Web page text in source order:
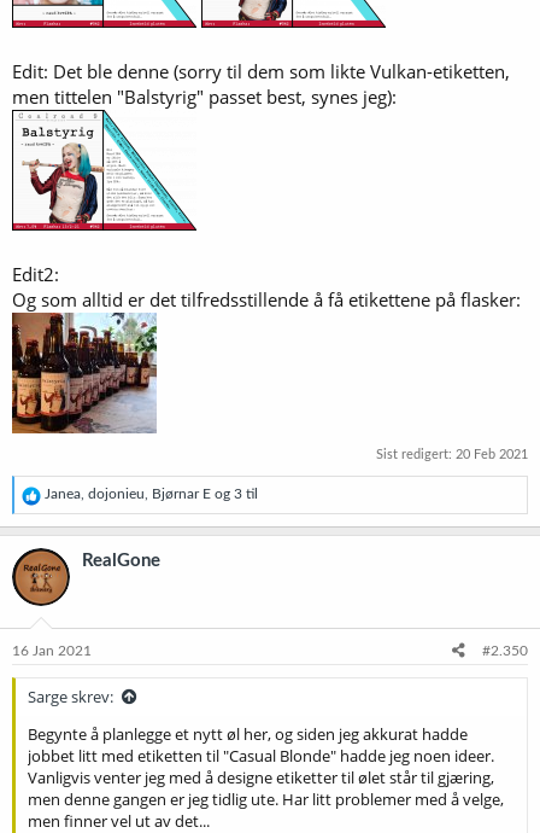
Edit: Det ble denne (sorry til dem som likte Vulkan-etiketten,
men tittelen "Balstyrig" passet best, synes jeg):
Edit2:
Og som alltid er det tilfredsstillende å få etikettene på flasker:
Sist redigert: 20 Feb 2021
R
e
a
k
s
j
o
e
Janea dojonieu Bjørnar E og 3 til
RealGone
16 Jan 2021 #2.350
Sarge skrev:
Begynte å planlegge et nytt øl her, og siden jeg akkurat hadde
jobbet litt med etiketten til "Casual Blonde" hadde jeg noen ideer.
Vanligvis venter jeg med å designe etiketter til ølet står til gjæring,
men denne gangen er jeg tidlig ute. Har litt problemer med å velge,
men finner vel ut av det...